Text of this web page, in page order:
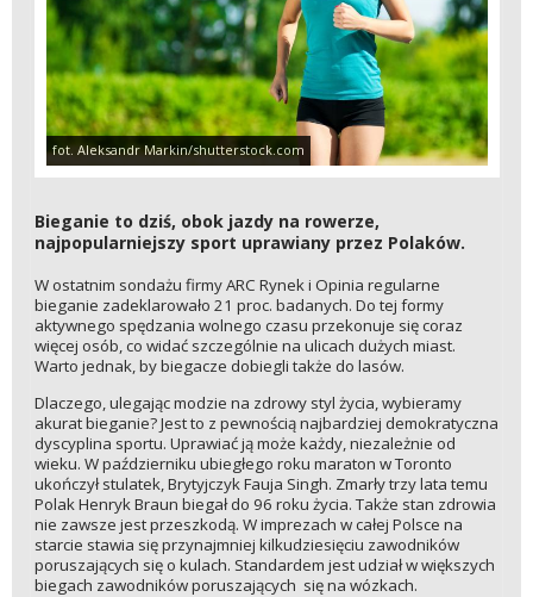
fot. Aleksandr Markin/shutterstock.com
Bieganie to dziś, obok jazdy na rowerze,
najpopularniejszy sport uprawiany przez Polaków.
W ostatnim sondażu firmy ARC Rynek i Opinia regularne
bieganie zadeklarowało 21 proc. badanych. Do tej formy
aktywnego spędzania wolnego czasu przekonuje się coraz
więcej osób, co widać szczególnie na ulicach dużych miast.
Warto jednak, by biegacze dobiegli także do lasów.
Dlaczego, ulegając modzie na zdrowy styl życia, wybieramy
akurat bieganie? Jest to z pewnością najbardziej demokratyczna
dyscyplina sportu. Uprawiać ją może każdy, niezależnie od
wieku. W październiku ubiegłego roku maraton w Toronto
ukończył stulatek, Brytyjczyk Fauja Singh. Zmarły trzy lata temu
Polak Henryk Braun biegał do 96 roku życia. Także stan zdrowia
nie zawsze jest przeszkodą. W imprezach w całej Polsce na
starcie stawia się przynajmniej kilkudziesięciu zawodników
poruszających się o kulach. Standardem jest udział w większych
biegach zawodników poruszających się na wózkach.